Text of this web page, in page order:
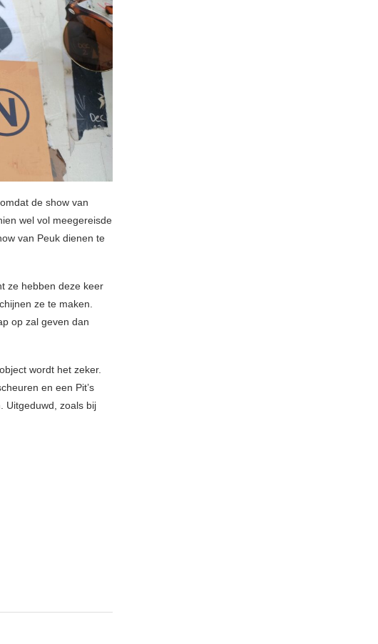
de show van
wel vol meegereisde
van Peuk dienen te
ze hebben deze keer
ze te maken.
op zal geven dan
wordt het zeker.
en een Pit’s
Uitgeduwd, zoals bij